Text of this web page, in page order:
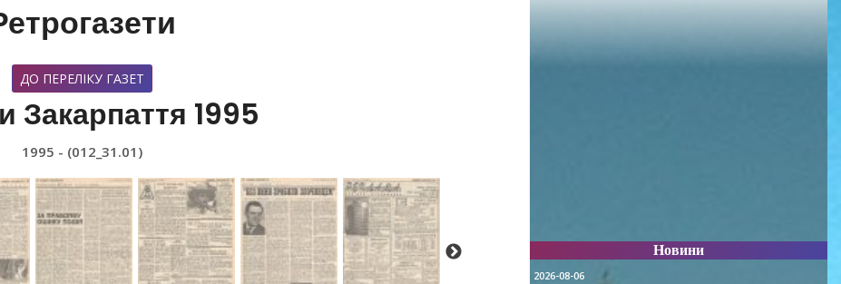
ДО ПЕРЕЛІКУ ГАЗЕТ
Закарпаття 1995
1995 - (012_31.01)
Новини
2026-08-06